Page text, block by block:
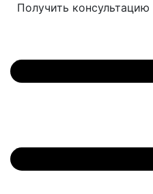
Получить консультацию